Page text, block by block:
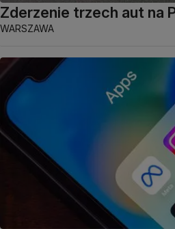
Zderzenie trzech aut na
WARSZAWA